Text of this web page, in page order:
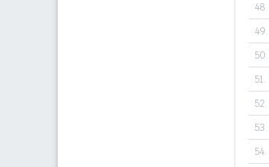
48.
49.
50.
51.
52.
53.
54.